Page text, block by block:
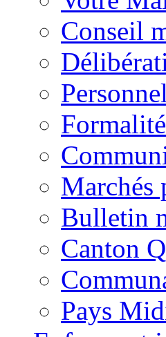
Conseil
Marchés
Bulletin
Canton
Pays